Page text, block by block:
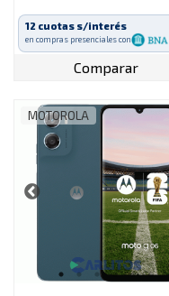
12 cuotas s/interés
en compras presenciales con
Comparar
MOTOROLA